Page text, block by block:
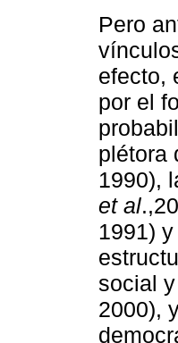
Pero
efecto,
por el
plétora
1990),
et al
1991)
social
2000),